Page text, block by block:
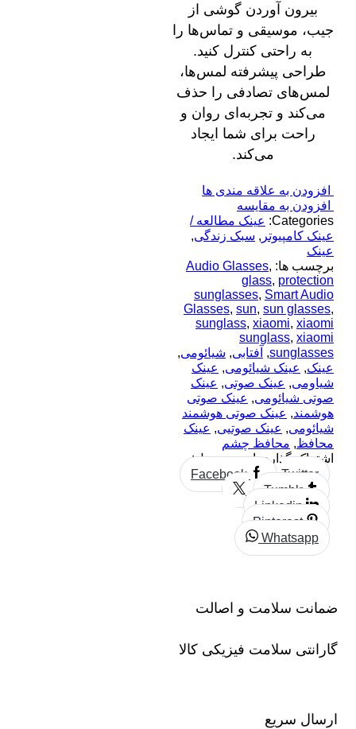
بیرون آوردن گوشی از
جیب، موسیقی و تماس‌ها را
به راحتی کنترل کنید.
طراحی پیشرفته لمس‌ها،
لمس‌های تصادفی را حذف
می‌کند و تجربه‌ای روان و
راحت برای شما ایجاد
می‌کند.
افزودن به علاقه مندی ها
افزودن به مقایسه
Categories: عینک مطالعه /
عینک کامپیوتر , سبک زندگی,
عینک
برچسب ها: Audio Glasses,
glass, protection
sunglasses, Smart Audio
Glasses, sun, sun glasses,
sunglass, xiaomi, xiaomi
sunglass, xiaomi
sunglasses
, آفتابی, شیائومی,
عینک, عینک شیائومی, عینک
شیاومی, عینک صوتی, عینک
صوتی شیائومی, عینک صوتی
هوشمند, عینک صوتی هوشمند
شیائومی, عینک صوتیی, عینک
محافظ, محافظ چشم
اشتراک گذاری این محصول:
Facebook
Twitter
Tumblr
Linkedin
Pinterest
Whatsapp
ضمانت سلامت و اصالت
گارانتی سلامت فیزیکی کالا
ارسال سریع